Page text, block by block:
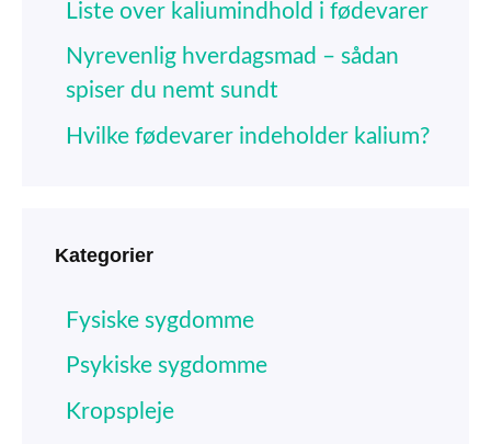
Liste over kaliumindhold i fødevarer
Nyrevenlig hverdagsmad – sådan
spiser du nemt sundt
Hvilke fødevarer indeholder kalium?
Kategorier
Fysiske sygdomme
Psykiske sygdomme
Kropspleje